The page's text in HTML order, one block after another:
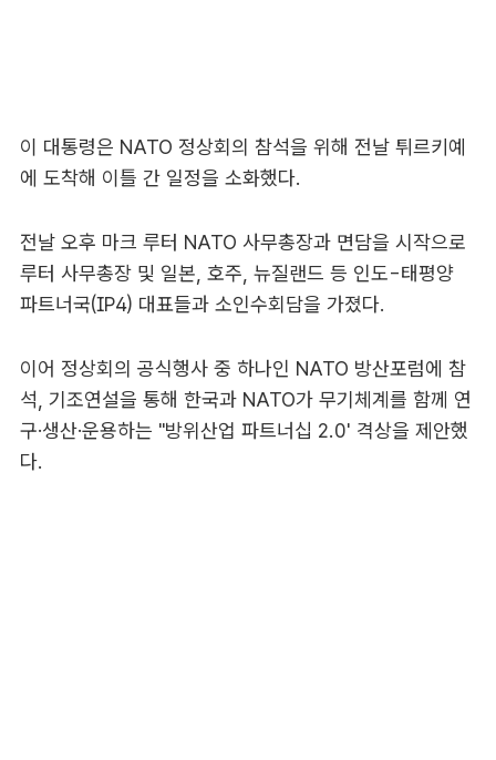
이 대통령은 NATO 정상회의 참석을 위해 전날 튀르키예
에 도착해 이틀 간 일정을 소화했다.
전날 오후 마크 루터 NATO 사무총장과 면담을 시작으로
루터 사무총장 및 일본, 호주, 뉴질랜드 등 인도-태평양
파트너국(IP4) 대표들과 소인수회담을 가졌다.
이어 정상회의 공식행사 중 하나인 NATO 방산포럼에 참
석, 기조연설을 통해 한국과 NATO가 무기체계를 함께 연
구·생산·운용하는 "방위산업 파트너십 2.0' 격상을 제안했
다.